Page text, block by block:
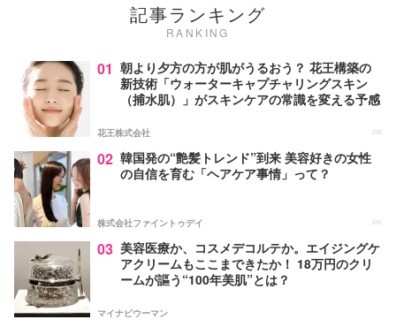
記事ランキング
RANKING
01 朝より夕方の方が肌がうるおう？ 花王構築の
新技術「ウォーターキャプチャリングスキン
（捕水肌）」がスキンケアの常識を変える予感
花王株式会社 PR
02 韓国発の“艶髪トレンド”到来 美容好きの女性
の自信を育む「ヘアケア事情」って？
株式会社ファイントゥデイ PR
03 美容医療か、コスメデコルテか。エイジングケ
アクリームもここまできたか！ 18万円のクリ
ームが謳う“100年美肌”とは？
マイナビウーマン